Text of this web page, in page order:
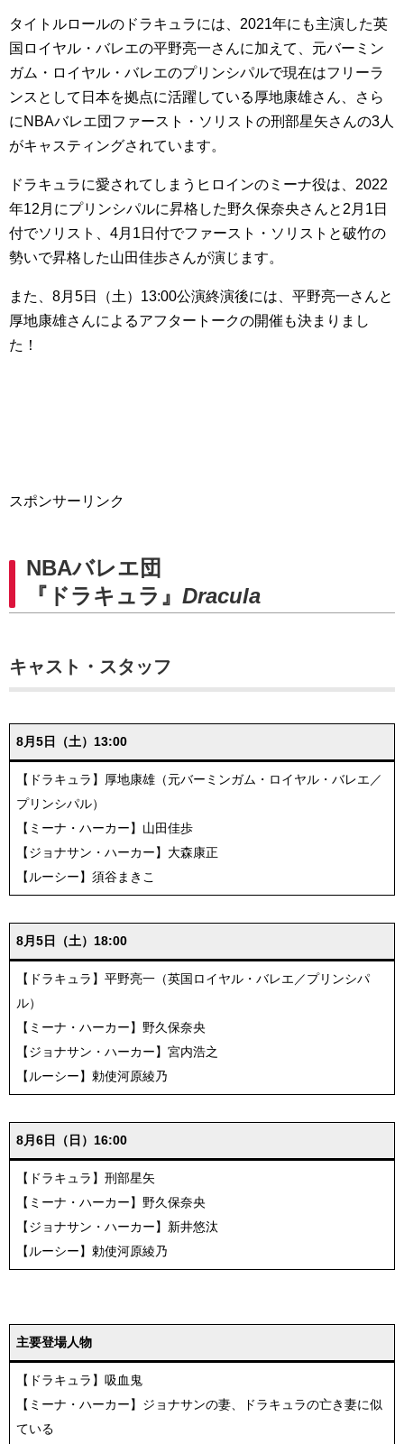
タイトルロールのドラキュラには、2021年にも主演した英
国ロイヤル・バレエの平野亮一さんに加えて、元バーミン
ガム・ロイヤル・バレエのプリンシパルで現在はフリーラ
ンスとして日本を拠点に活躍している厚地康雄さん、さら
にNBAバレエ団ファースト・ソリストの刑部星矢さんの3人
がキャスティングされています。
ドラキュラに愛されてしまうヒロインのミーナ役は、2022
年12月にプリンシパルに昇格した野久保奈央さんと2月1日
付でソリスト、4月1日付でファースト・ソリストと破竹の
勢いで昇格した山田佳歩さんが演じます。
また、8月5日（土）13:00公演終演後には、平野亮一さんと
厚地康雄さんによるアフタートークの開催も決まりまし
た！
スポンサーリンク
NBAバレエ団
『ドラキュラ』Dracula
キャスト・スタッフ
8月5日（土）13:00
【ドラキュラ】厚地康雄（元バーミンガム・ロイヤル・バレエ／
プリンシパル）
【ミーナ・ハーカー】山田佳歩
【ジョナサン・ハーカー】大森康正
【ルーシー】須谷まきこ
8月5日（土）18:00
【ドラキュラ】平野亮一（英国ロイヤル・バレエ／プリンシパ
ル）
【ミーナ・ハーカー】野久保奈央
【ジョナサン・ハーカー】宮内浩之
【ルーシー】勅使河原綾乃
8月6日（日）16:00
【ドラキュラ】刑部星矢
【ミーナ・ハーカー】野久保奈央
【ジョナサン・ハーカー】新井悠汰
【ルーシー】勅使河原綾乃
主要登場人物
【ドラキュラ】吸血鬼
【ミーナ・ハーカー】ジョナサンの妻、ドラキュラの亡き妻に似
ている